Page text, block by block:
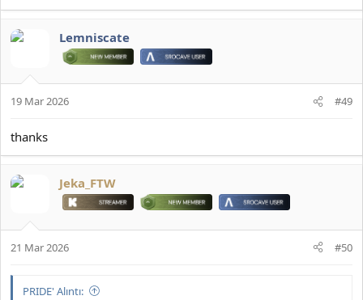
Lemniscate
19 Mar 2026 #49
thanks
Jeka_FTW
21 Mar 2026 #50
PRIDE' Alıntı: